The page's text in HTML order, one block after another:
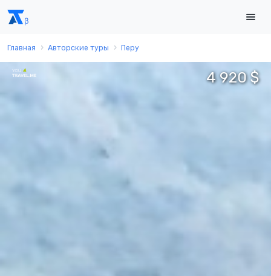
Главная Авторские туры Перу
4 920 $